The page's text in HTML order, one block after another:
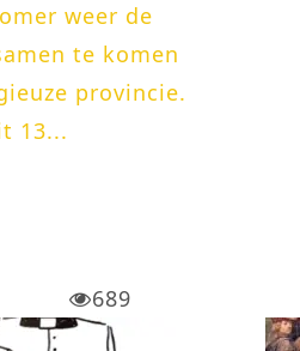
weer de
te komen
provincie.
13...
689